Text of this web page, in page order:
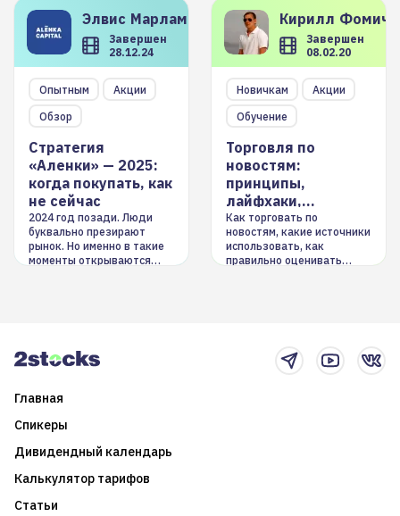
Элвис Марламов
Завершен
28.12.24
Опытным
Акции
Обзор
Стратегия
«Аленки» — 2025:
когда покупать, как
не сейчас
2024 год позади. Люди
буквально презирают
рынок. Но именно в такие
моменты открываются
Кирилл
Завершен
08.02.20
Новичкам
Акции
Обучение
Торговля по
новостям:
принципы,
лайфхаки,
инструменты
Как торговать по
новостям, какие источники
использовать, как
правильно оценивать
Главная
Спикеры
Дивидендный календарь
Калькулятор тарифов
Статьи